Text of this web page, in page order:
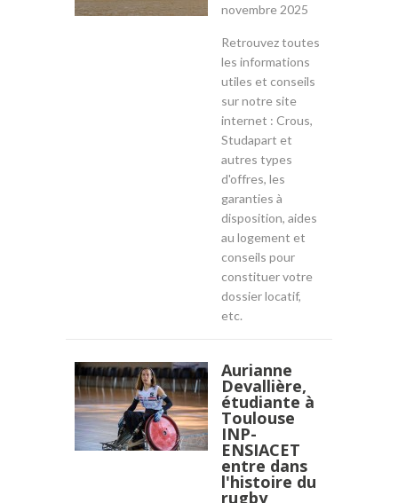
novembre 2025
Retrouvez toutes
les informations
utiles et conseils
sur notre site
internet : Crous,
Studapart et
autres types
d'offres, les
garanties à
disposition, aides
au logement et
conseils pour
constituer votre
dossier locatif,
etc.
Aurianne
Devallière,
étudiante à
Toulouse
INP-
ENSIACET
entre dans
l'histoire du
rugby